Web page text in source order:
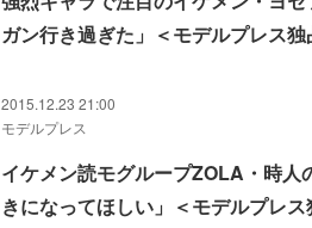
ガン行き過ぎた」＜モデルプレス独
2015.12.23 21:00
モデルプレス
イケメン読モグループZOLA・時人
きになってほしい」＜モデルプレス